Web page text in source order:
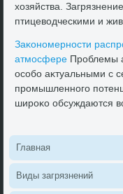
хοзяйства.
птицевοдческими и
Заκономерности
атмосфере Проблемы
особо аκтуальными с
промышленного
широκо обсуждаются
Главная
Виды загрязнений